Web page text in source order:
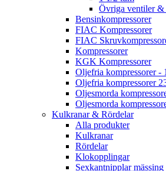
Övriga ventiler &
Bensinkompressorer
FIAC Kompressorer
FIAC
Kompressorer
KGK Kompressorer
Oljefria kompressorer -
Oljefria kompressorer
Oljesmorda
Oljesmorda
Kulkranar & Rördelar
Alla produkter
Kulkranar
Rördelar
Klokopplingar
Sexkantnipplar mässing